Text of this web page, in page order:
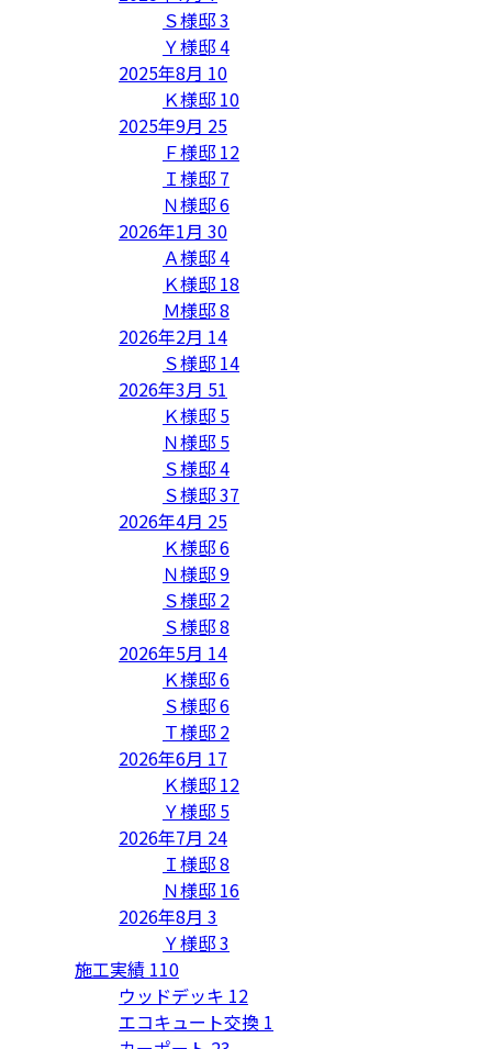
Ｓ様邸3
Ｙ様邸4
2025年8月 10
Ｋ様邸 10
2025年9月 25
Ｆ様邸 12
Ｉ様邸 7
Ｎ様邸6
2026年1月 30
Ａ様邸4
Ｋ様邸 18
Ｍ様邸8
2026年2月 14
Ｓ様邸 14
2026年3月 51
Ｋ様邸 5
Ｎ様邸 5
Ｓ様邸4
Ｓ様邸37
2026年4月 25
Ｋ様邸6
Ｎ様邸9
Ｓ様邸 2
Ｓ様邸8
2026年5月 14
Ｋ様邸6
Ｓ様邸6
Ｔ様邸 2
2026年6月 17
Ｋ様邸 12
Ｙ様邸 5
2026年7月 24
Ｉ様邸8
Ｎ様邸 16
2026年8月 3
Ｙ様邸3
施工実績 110
ウッドデッキ 12
エコキュート交換 1